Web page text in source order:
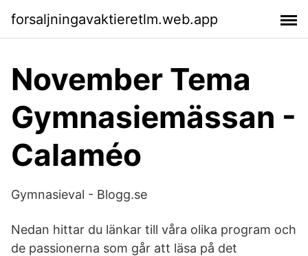
forsaljningavaktieretlm.web.app
November Tema
Gymnasiemässan -
Calaméo
Gymnasieval - Blogg.se
Nedan hittar du länkar till våra olika program och
de passionerna som går att läsa på det